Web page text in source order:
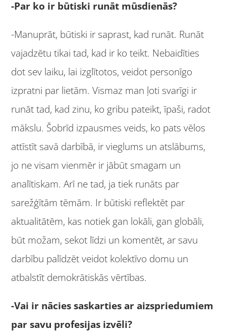
-Par ko ir būtiski runāt mūsdienās?
-Manuprāt, būtiski ir saprast, kad runāt. Runāt
vajadzētu tikai tad, kad ir ko teikt. Nebaidīties
dot sev laiku, lai izglītotos, veidot personīgo
izpratni par lietām. Vismaz man ļoti svarīgi ir
runāt tad, kad zinu, ko gribu pateikt, īpaši, radot
mākslu. Šobrīd izpausmes veids, ko pats vēlos
attīstīt savā darbībā, ir vieglums un atslābums,
jo ne visam vienmēr ir jābūt smagam un
analītiskam. Arī ne tad, ja tiek runāts par
sarežģītām tēmām. Ir būtiski reflektēt par
aktualitātēm, kas notiek gan lokāli, gan globāli,
būt možam, sekot līdzi un komentēt, ar savu
darbību palīdzēt veidot kolektīvo domu un
atbalstīt demokrātiskās vērtības.
-Vai ir nācies saskarties ar aizspriedumiem
par savu profesijas izvēli?